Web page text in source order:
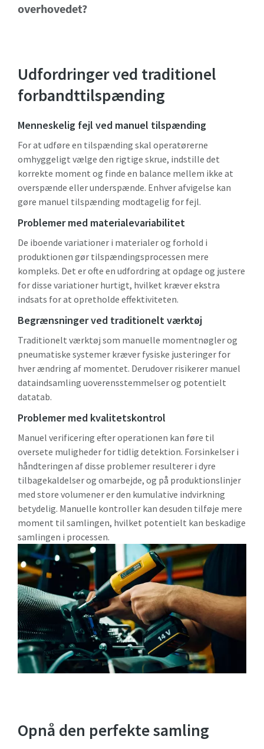
overhovedet?
Udfordringer ved traditionel
forbandttilspænding
Menneskelig fejl ved manuel tilspænding
For at udføre en tilspænding skal operatørerne
omhyggeligt vælge den rigtige skrue, indstille det
korrekte moment og finde en balance mellem ikke at
overspænde eller underspænde. Enhver afvigelse kan
gøre manuel tilspænding modtagelig for fejl.
Problemer med materialevariabilitet
De iboende variationer i materialer og forhold i
produktionen gør tilspændingsprocessen mere
kompleks. Det er ofte en udfordring at opdage og justere
for disse variationer hurtigt, hvilket kræver ekstra
indsats for at opretholde effektiviteten.
Begrænsninger ved traditionelt værktøj
Traditionelt værktøj som manuelle momentnøgler og
pneumatiske systemer kræver fysiske justeringer for
hver ændring af momentet. Derudover risikerer manuel
dataindsamling uoverensstemmelser og potentielt
datatab.
Problemer med kvalitetskontrol
Manuel verificering efter operationen kan føre til
oversete muligheder for tidlig detektion. Forsinkelser i
håndteringen af disse problemer resulterer i dyre
tilbagekaldelser og omarbejde, og på produktionslinjer
med store volumener er den kumulative indvirkning
betydelig. Manuelle kontroller kan desuden tilføje mere
moment til samlingen, hvilket potentielt kan beskadige
samlingen i processen.
Opnå den perfekte samling
Indsend
Klik for at starte verifikationen
Captcha ⇗